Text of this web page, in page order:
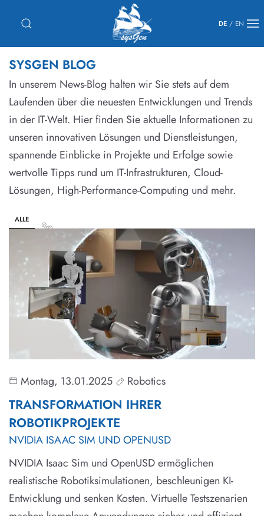
DE / EN
SYSGEN BLOG
In unserem News-Blog halten wir Sie stets auf dem
Laufenden über die neuesten Entwicklungen und Trends
in der IT-Welt. Hier finden Sie aktuelle Informationen zu
unseren innovativen Lösungen und Dienstleistungen,
spannende Einblicke in Projekte und Erfolge sowie
wertvolle Tipps rund um IT-Infrastrukturen, Cloud-
Lösungen, High-Performance-Computing und mehr.
ALLE
Montag, 13.01.2025 Robotics
TRANSFORMATION IHRER
ROBOTIKPROJEKTE
NVIDIA ISAAC SIM UND OPENUSD
NVIDIA Isaac Sim und OpenUSD ermöglichen
realistische Robotiksimulationen, beschleunigen KI-
Entwicklung und senken Kosten. Virtuelle Testszenarien